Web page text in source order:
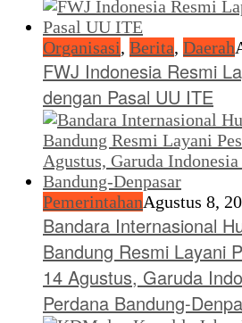
Organisasi, Berita, Daerah
FWJ Indonesia Resmi
dengan Pasal UU ITE
PemerintahanAgustus 8,
Bandara Internasional
Bandung Resmi Layani
14 Agustus, Garuda
Perdana Bandung-